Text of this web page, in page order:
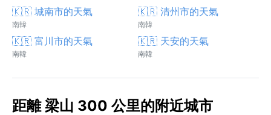
🇰🇷 城南市的天氣
南韓
🇰🇷 清州市的天氣
南韓
🇰🇷 富川市的天氣
南韓
🇰🇷 天安的天氣
南韓
距離 梁山 300 公里的附近城市